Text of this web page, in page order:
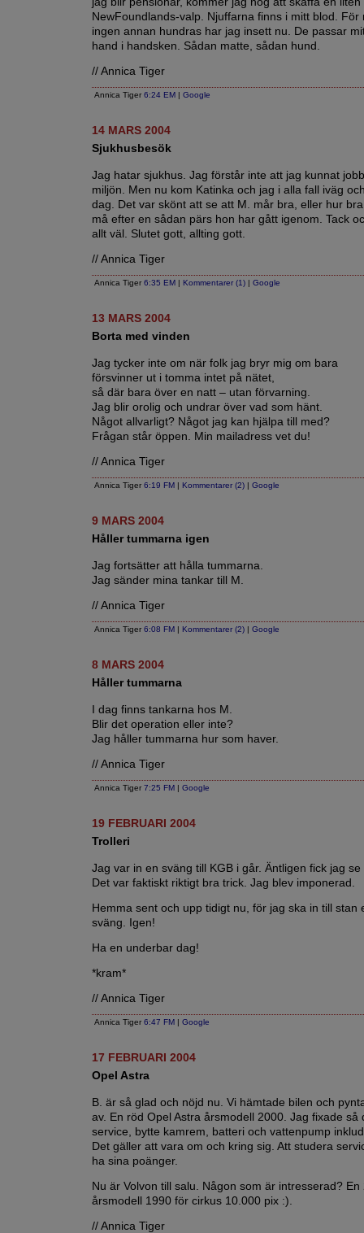
NewFoundlands-valp. Njuffarna finns i mitt blod. För
ingen annan hundras har jag insett nu. De passar
hand i handsken. Sådan matte, sådan hund.
// Annica Tiger
Annica Tiger 6:24 EM | Google
14 MARS 2004
Sjukhusbesök
Jag hatar sjukhus. Jag förstår inte att jag kunnat
miljön. Men nu kom Katinka och jag i alla fall iväg
dag. Det var skönt att se att M. mår bra, eller hur
må efter en sådan pärs hon har gått igenom. Tack
allt väl. Slutet gott, allting gott.
// Annica Tiger
Annica Tiger 6:35 EM | Kommentarer (1) | Google
13 MARS 2004
Borta med vinden
Jag tycker inte om när folk jag bryr mig om bara
försvinner ut i tomma intet på nätet,
så där bara över en natt – utan förvarning.
Jag blir orolig och undrar över vad som hänt.
Något allvarligt? Något jag kan hjälpa till med?
Frågan står öppen. Min mailadress vet du!
// Annica Tiger
Annica Tiger 6:19 FM | Kommentarer (2) | Google
9 MARS 2004
Håller tummarna igen
Jag fortsätter att hålla tummarna.
Jag sänder mina tankar till M.
// Annica Tiger
Annica Tiger 6:08 FM | Kommentarer (2) | Google
8 MARS 2004
Håller tummarna
I dag finns tankarna hos M.
Blir det operation eller inte?
Jag håller tummarna hur som haver.
// Annica Tiger
Annica Tiger 7:25 FM | Google
19 FEBRUARI 2004
Trolleri
Jag var in en sväng till KGB i går. Äntligen fick jag se
Det var faktiskt riktigt bra trick. Jag blev imponerad.
Hemma sent och upp tidigt nu, för jag ska in till stan
sväng. Igen!
Ha en underbar dag!
*kram*
// Annica Tiger
Annica Tiger 6:47 FM | Google
17 FEBRUARI 2004
Opel Astra
B. är så glad och nöjd nu. Vi hämtade bilen och
av. En röd Opel Astra årsmodell 2000. Jag fixade så
service, bytte kamrem, batteri och vattenpump
Det gäller att vara om och kring sig. Att studera
ha sina poänger.
Nu är Volvon till salu. Någon som är intresserad? En
årsmodell 1990 för cirkus 10.000 pix :).
// Annica Tiger